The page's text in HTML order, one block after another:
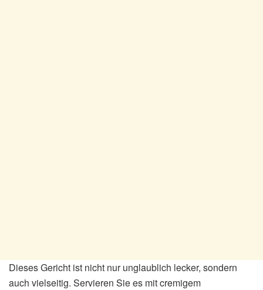
Dieses Gericht ist nicht nur unglaublich lecker, sondern
auch vielseitig. Servieren Sie es mit cremigem